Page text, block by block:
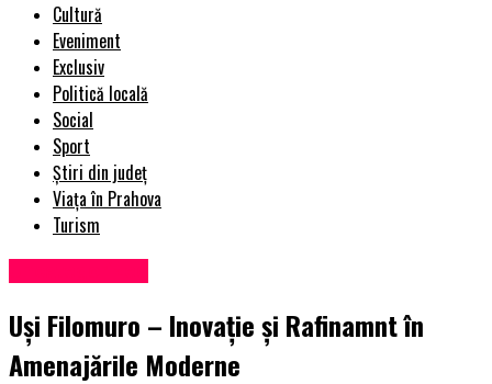
Cultură
Eveniment
Exclusiv
Politică locală
Social
Sport
Știri din județ
Viața în Prahova
Turism
Uși Filomuro – Inovație și Rafinamnt în
Amenajările Moderne